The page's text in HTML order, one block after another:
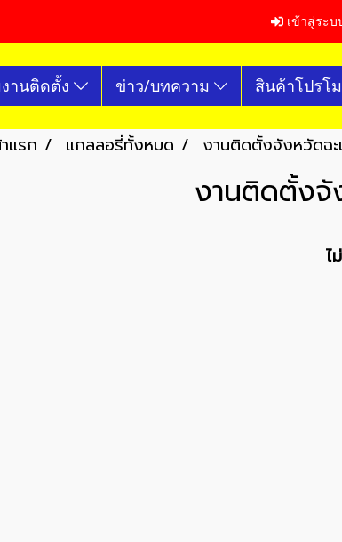
เข้าสู่ระบ
านติดตั้ง ข่าว/บทความ สินค้าโปรโ
แรก แกลลอรี่ทั้งหมด งานติดตั้งจังหวัดฉะ
งานติดตั้งจั
ไ